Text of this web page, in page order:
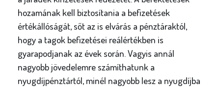
hozamának kell biztosítania a befizetések
értékállóságát, sőt az is elvárás a pénztáraktól,
hogy a tagok befizetései reálértékben is
gyarapodjanak az évek során. Vagyis annál
nagyobb jövedelemre számíthatunk a
nyugdíjpénztártól, minél nagyobb lesz a nyugdíjba